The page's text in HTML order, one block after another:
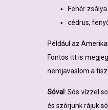
Fehér zsálya
cédrus,
Például az
Fontos itt is
nemjavaslom a
Sóval: Sós vízzel
és szórjunk rájuk